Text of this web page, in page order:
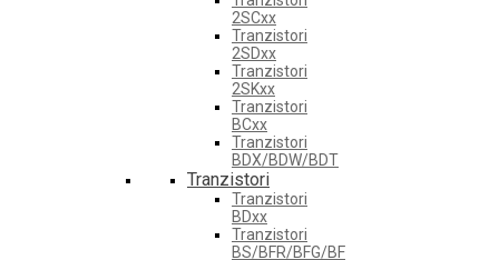
2SCxx
Tranzistori
2SDxx
Tranzistori
2SKxx
Tranzistori
BCxx
Tranzistori
BDX/BDW/BDT
Tranzistori
Tranzistori
BDxx
Tranzistori
BS/BFR/BFG/BF